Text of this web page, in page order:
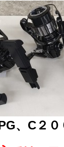
、C２